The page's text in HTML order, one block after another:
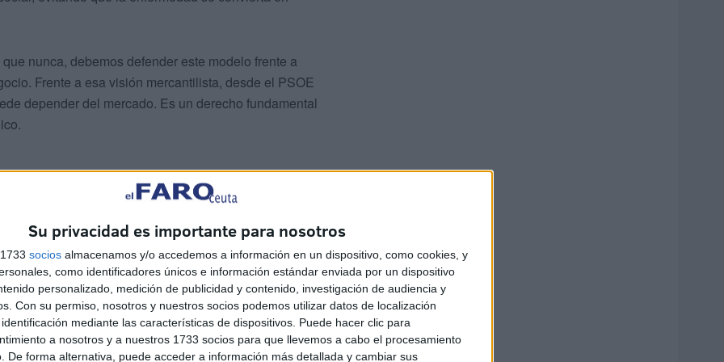
Su privacidad es importante para nosotros
socios almacenamos y/o accedemos a información en un dispositivo, como cookies, y
como identificadores únicos e información estándar enviada por un dispositivo
personalizado, medición de publicidad y contenido, investigación de audiencia y
Con su permiso, nosotros y nuestros socios podemos utilizar datos de localización
mediante las características de dispositivos. Puede hacer clic para
a nosotros y a nuestros 1733 socios para que llevemos a cabo el procesamiento
De forma alternativa, puede acceder a información más detallada y cambiar sus
nunca, debemos defender este modelo frente a
Frente a esa visión mercantilista, desde el PSOE
depender del mercado. Es un derecho fundamental
Hemos ganado ocho años de esperanza de vida.
Y, desde 2018, el Gobierno de Pedro Sánchez ha
derechos: la universalidad sanitaria, el refuerzo
médica, la ampliación de prestaciones como la salud
a la innovación en la lucha contra enfermedades como